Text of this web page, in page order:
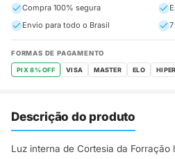
Compra 100% segura
Envio para todo o Brasil
FORMAS DE PAGAMENTO
PIX 8% OFF VISA MASTER ELO
Descrição do produto
Luz interna de Cortesia da Forração